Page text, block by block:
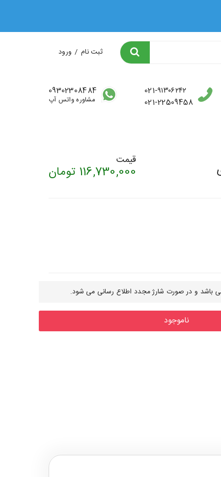
ثبت نام / ورود
021-۹۱۳۰۶۲۴۲
021-22509458
09302308484
مشاوره واتس آپ
قیمت
116,730,000 تومان
باشد و در صورت شارژ مجدد اطلاع رسانی می شود.
ناموجود